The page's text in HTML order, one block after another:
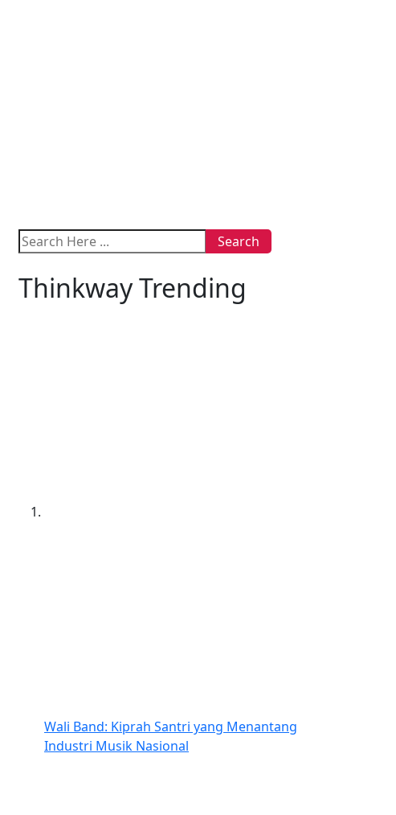
Search
Thinkway Trending
Wali Band: Kiprah Santri yang Menantang
Industri Musik Nasional